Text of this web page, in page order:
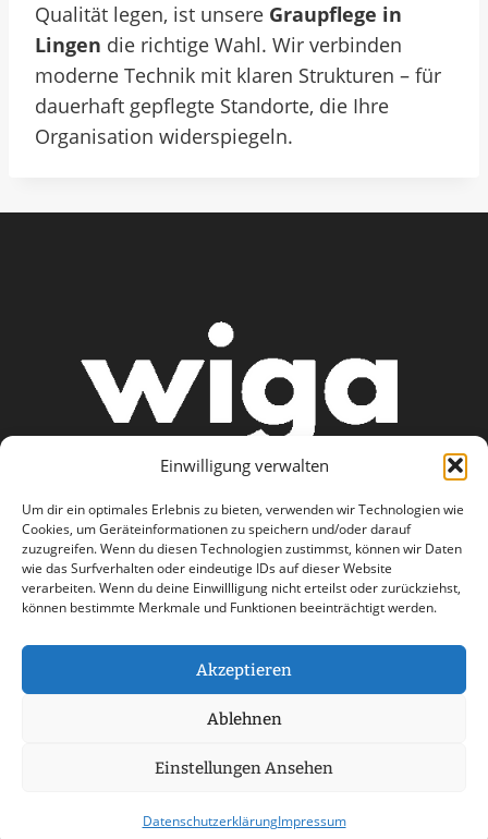
Einwilligung verwalten
Um dir ein optimales Erlebnis zu bieten, verwenden wir Technologien wie
Cookies, um Geräteinformationen zu speichern und/oder darauf
zuzugreifen. Wenn du diesen Technologien zustimmst, können wir Daten
wie das Surfverhalten oder eindeutige IDs auf dieser Website
verarbeiten. Wenn du deine Einwillligung nicht erteilst oder zurückziehst,
können bestimmte Merkmale und Funktionen beeinträchtigt werden.
Akzeptieren
Ablehnen
Einstellungen Ansehen
DatenschutzerklärungImpressum
Qualität legen, ist unsere Graupflege in
Lingen die richtige Wahl. Wir verbinden
moderne Technik mit klaren Strukturen – für
dauerhaft gepflegte Standorte, die Ihre
Organisation widerspiegeln.
AGB
Datenschutzerklärung
Haftungsausschluss
Impressum
Kontakt
© 2026 wiga care - a part of Stemweder Service